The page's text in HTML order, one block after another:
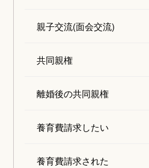
親子交流(面会交流)
共同親権
離婚後の共同親権
養育費請求したい
養育費請求された